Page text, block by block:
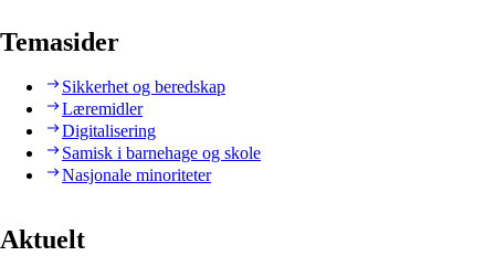
Temasider
Sikkerhet og beredskap
Læremidler
Digitalisering
Samisk i barnehage og skole
Nasjonale minoriteter
Aktuelt